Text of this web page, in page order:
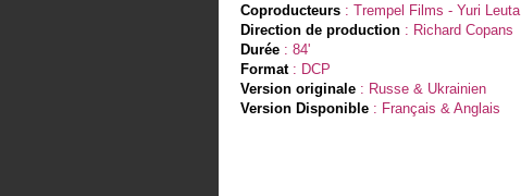
Coproducteurs : Trempel Films - Yuri Leuta
Direction de production : Richard Copans
Durée : 84'
Format: DCP
Version originale : Russe & Ukrainien
Version Disponible : Français & Anglais